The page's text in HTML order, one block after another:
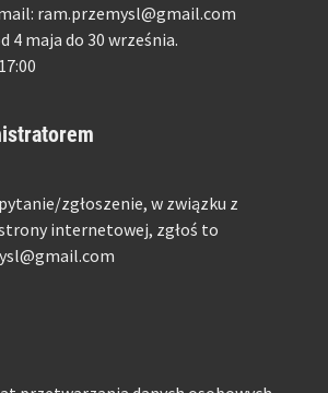
ram.przemysl@gmail.com
4 maja do 30 września.
zgłoszenie, w związku z
internetowej, zgłoś to